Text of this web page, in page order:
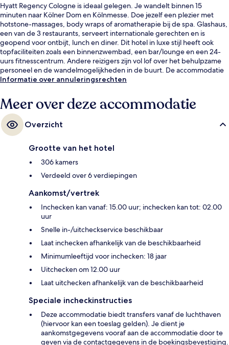
Hyatt Regency Cologne is ideaal gelegen. Je wandelt binnen 15
minuten naar Kölner Dom en Kölnmesse. Doe jezelf een plezier met
hotstone-massages, body wraps of aromatherapie bij de spa. Glashaus,
een van de 3 restaurants, serveert internationale gerechten en is
geopend voor ontbijt, lunch en diner. Dit hotel in luxe stijl heeft ook
topfaciliteiten zoals een binnenzwembad, een bar/lounge en een 24-
uurs fitnesscentrum. Andere reizigers zijn vol lof over het behulpzame
personeel en de wandelmogelijkheden in de buurt. De accommodatie
ligt op korte loopafstand van het openbaar vervoer: het is 8 minuten
Metrostation Deutz Kölnarena.
Informatie over annuleringsrechten
Meer over deze accommodatie
Overzicht
Grootte van het hotel
306 kamers
Verdeeld over 6 verdiepingen
Aankomst/vertrek
Inchecken kan vanaf: 15.00 uur; inchecken kan tot: 02.00
uur
Snelle in-/uitcheckservice beschikbaar
Laat inchecken afhankelijk van de beschikbaarheid
Minimumleeftijd voor inchecken: 18 jaar
Uitchecken om 12.00 uur
Laat uitchecken afhankelijk van de beschikbaarheid
Speciale incheckinstructies
Deze accommodatie biedt transfers vanaf de luchthaven
(hiervoor kan een toeslag gelden). Je dient je
aankomstgegevens vooraf aan de accommodatie door te
geven via de contactgegevens in de boekingsbevestiging.